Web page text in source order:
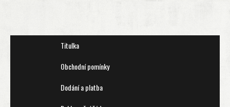
Titulka
Obchodní pomínky
Dodání a platba